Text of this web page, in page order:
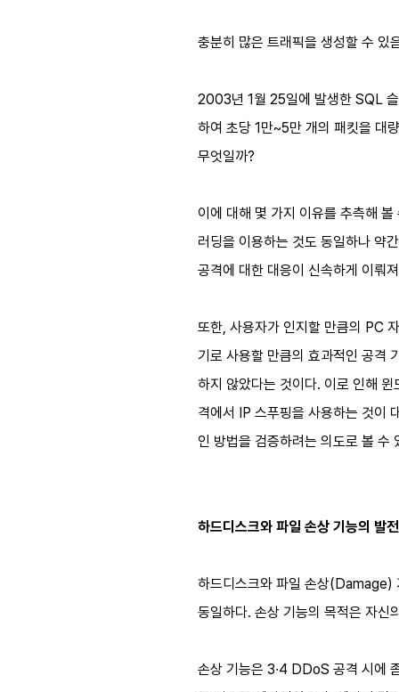
충분히 많은 트래픽을 생성할 수 있
2003년 1월 25일에 발생한 SQL
하여 초당 1만~5만 개의 패킷을 대
무엇일까?
이에 대해 몇 가지 이유를 추측해
러딩을 이용하는 것도 동일하나 약
공격에 대한 대응이 신속하게 이뤄
또한, 사용자가 인지할 만큼의 PC
기로 사용할 만큼의 효과적인 공격
하지 않았다는 것이다. 이로 인해
격에서 IP 스푸핑을 사용하는 것이
인 방법을 검증하려는 의도로 볼 수
하드디스크와 파일 손상 기능의 발
하드디스크와 파일 손상(Damage)
동일하다. 손상 기능의 목적은 자신
손상 기능은 3∙4 DDoS 공격 시에